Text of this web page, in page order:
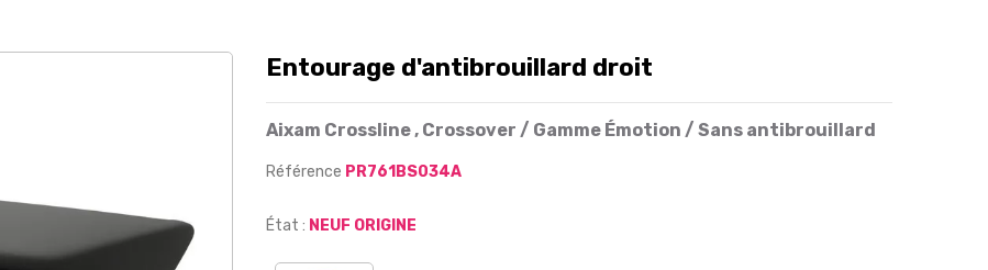
Entourage d'antibrouillard droit
Aixam Crossline , Crossover / Gamme Émotion / Sans antibrouillard
Référence PR761BS034A
État : NEUF ORIGINE